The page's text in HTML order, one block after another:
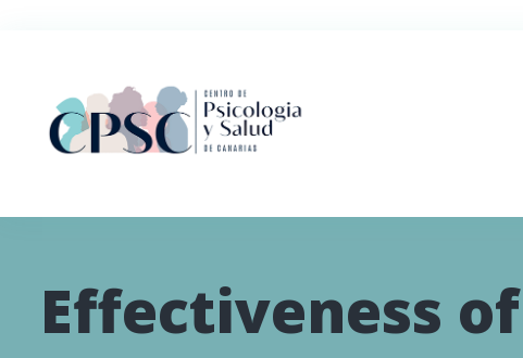
Effectiveness